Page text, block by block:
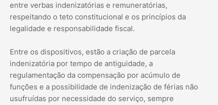
entre verbas indenizatórias e remuneratórias,
respeitando o teto constitucional e os princípios da
legalidade e responsabilidade fiscal.
Entre os dispositivos, estão a criação de parcela
indenizatória por tempo de antiguidade, a
regulamentação da compensação por acúmulo de
funções e a possibilidade de indenização de férias não
usufruídas por necessidade do serviço, sempre